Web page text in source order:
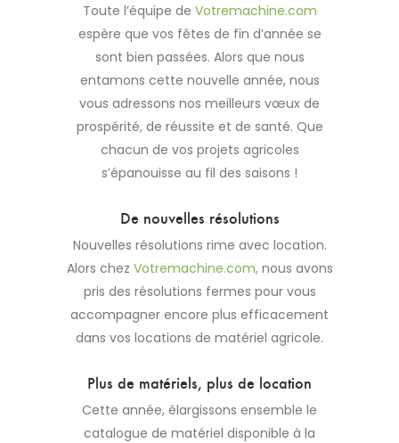
Toute l’équipe de Votremachine.com
espère que vos fêtes de fin d’année se
sont bien passées. Alors que nous
entamons cette nouvelle année, nous
vous adressons nos meilleurs vœux de
prospérité, de réussite et de santé. Que
chacun de vos projets agricoles
s’épanouisse au fil des saisons !
De nouvelles résolutions
Nouvelles résolutions rime avec location.
Alors chez Votremachine.com,nous avons
pris des résolutions fermes pour vous
accompagner encore plus efficacement
dans vos locations de matériel agricole.
Plus de matériels, plus de location
Cette année, élargissons ensemble le
catalogue de matériel disponible à la